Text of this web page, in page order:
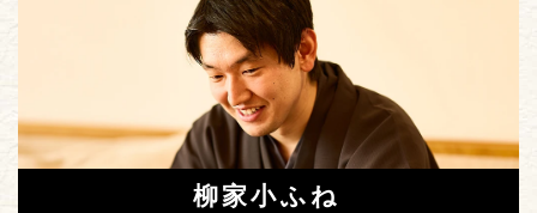
柳家小ふね